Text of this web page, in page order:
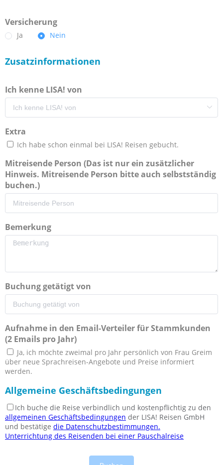
Versicherung
Ja Nein
Zusatzinformationen
Ich kenne LISA! von
Extra
Ich habe schon einmal bei LISA! Reisen gebucht.
Mitreisende Person (Das ist nur ein zusätzlicher
Hinweis. Mitreisende Person bitte auch selbstständig
buchen.)
Bemerkung
Buchung getätigt von
Aufnahme in den Email-Verteiler für Stammkunden
(2 Emails pro Jahr)
Ja, ich möchte zweimal pro Jahr persönlich von Frau Greim
über neue Sprachreisen-Angebote und Preise informiert
werden.
Allgemeine Geschäftsbedingungen
Ich buche die Reise verbindlich und kostenpflichtig zu den
allgemeinen Geschäftsbedingungen der LISA! Reisen GmbH
und bestätige die Datenschutzbestimmungen.
Unterrichtung des Reisenden bei einer Pauschalreise